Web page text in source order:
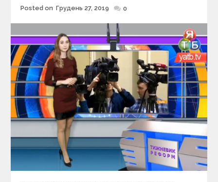
Posted
Posted on Грудень 27, 2019 0